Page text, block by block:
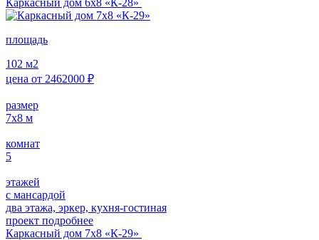
площадь
102 м2
цена от 2462000 ₽
размер
7х8 м
комнат
5
этажей
с мансардой
два этажа, эркер, кухня-гостиная
проект подробнее
Каркасный дом 7х8 «К-29»